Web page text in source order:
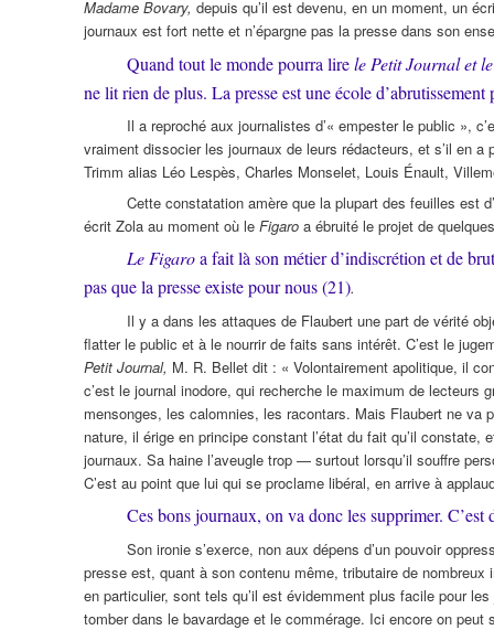
Madame Bovary, depuis qu’il est devenu, en un moment, un
journaux est fort nette et n’épargne pas la presse dans son
Quand tout le monde pourra lirele Petit Journal et
ne lit rien de plus. La presse est une école d’abrutissement
Il a reproché aux journalistes d’« empester le public »,
vraiment dissocier les journaux de leurs rédacteurs, et s’il en a
Trimm alias Léo Lespès, Charles Monselet, Louis Énault,
Cette constatation amère que la plupart des feuilles est
écrit Zola au moment où le Figaro a ébruité le projet de
Le Figaroa fait là son métier d’indiscrétion et de
pas que la presse existe pour nous (21).
Il y a dans les attaques de Flaubert une part de vérité
flatter le public et à le nourrir de faits sans intérêt. C’est le
Petit Journal, M. R. Bellet dit : « Volontairement apolitique, il
c’est le journal inodore, qui recherche le maximum de lecteurs
mensonges, les calomnies, les racontars. Mais Flaubert ne va
nature, il érige en principe constant l’état du fait qu’il
journaux. Sa haine l’aveugle trop — surtout lorsqu’il souffre
C’est au point que lui qui se proclame libéral, en arrive à
Ces bons journaux, on va donc les supprimer.
Son ironie s’exerce, non aux dépens d’un pouvoir
presse est, quant à son contenu même, tributaire de
en particulier, sont tels qu’il est évidemment plus facile pour
tomber dans le bavardage et le commérage. Ici encore on peut